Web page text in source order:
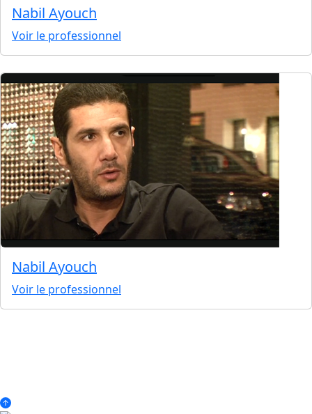
Nabil Ayouch
Voir le professionnel
Nabil Ayouch
Voir le professionnel